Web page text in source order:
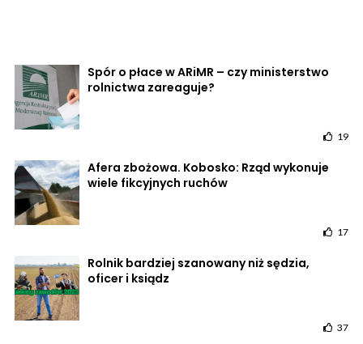
Spór o płace w ARiMR – czy ministerstwo
rolnictwa zareaguje?
19
Afera zbożowa. Kobosko: Rząd wykonuje
wiele fikcyjnych ruchów
17
Rolnik bardziej szanowany niż sędzia,
oficer i ksiądz
37